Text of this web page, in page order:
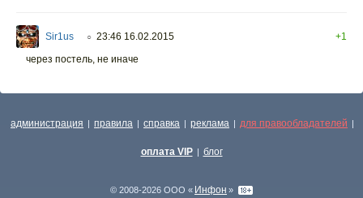
Sir1us ○ 23:46 16.02.2015
+1
через постель, не иначе
администрация | правила | справка | реклама | для правообладателей |
оплата VIP | блог
© 2008-2026 ООО « Инфон »